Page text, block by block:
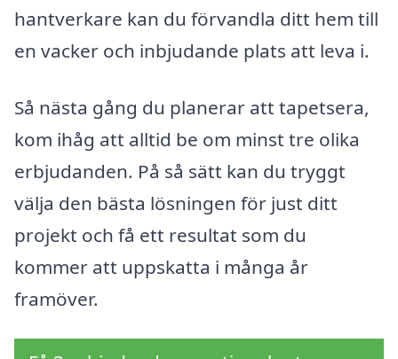
hantverkare kan du förvandla ditt hem till
en vacker och inbjudande plats att leva i.
Så nästa gång du planerar att tapetsera,
kom ihåg att alltid be om minst tre olika
erbjudanden. På så sätt kan du tryggt
välja den bästa lösningen för just ditt
projekt och få ett resultat som du
kommer att uppskatta i många år
framöver.